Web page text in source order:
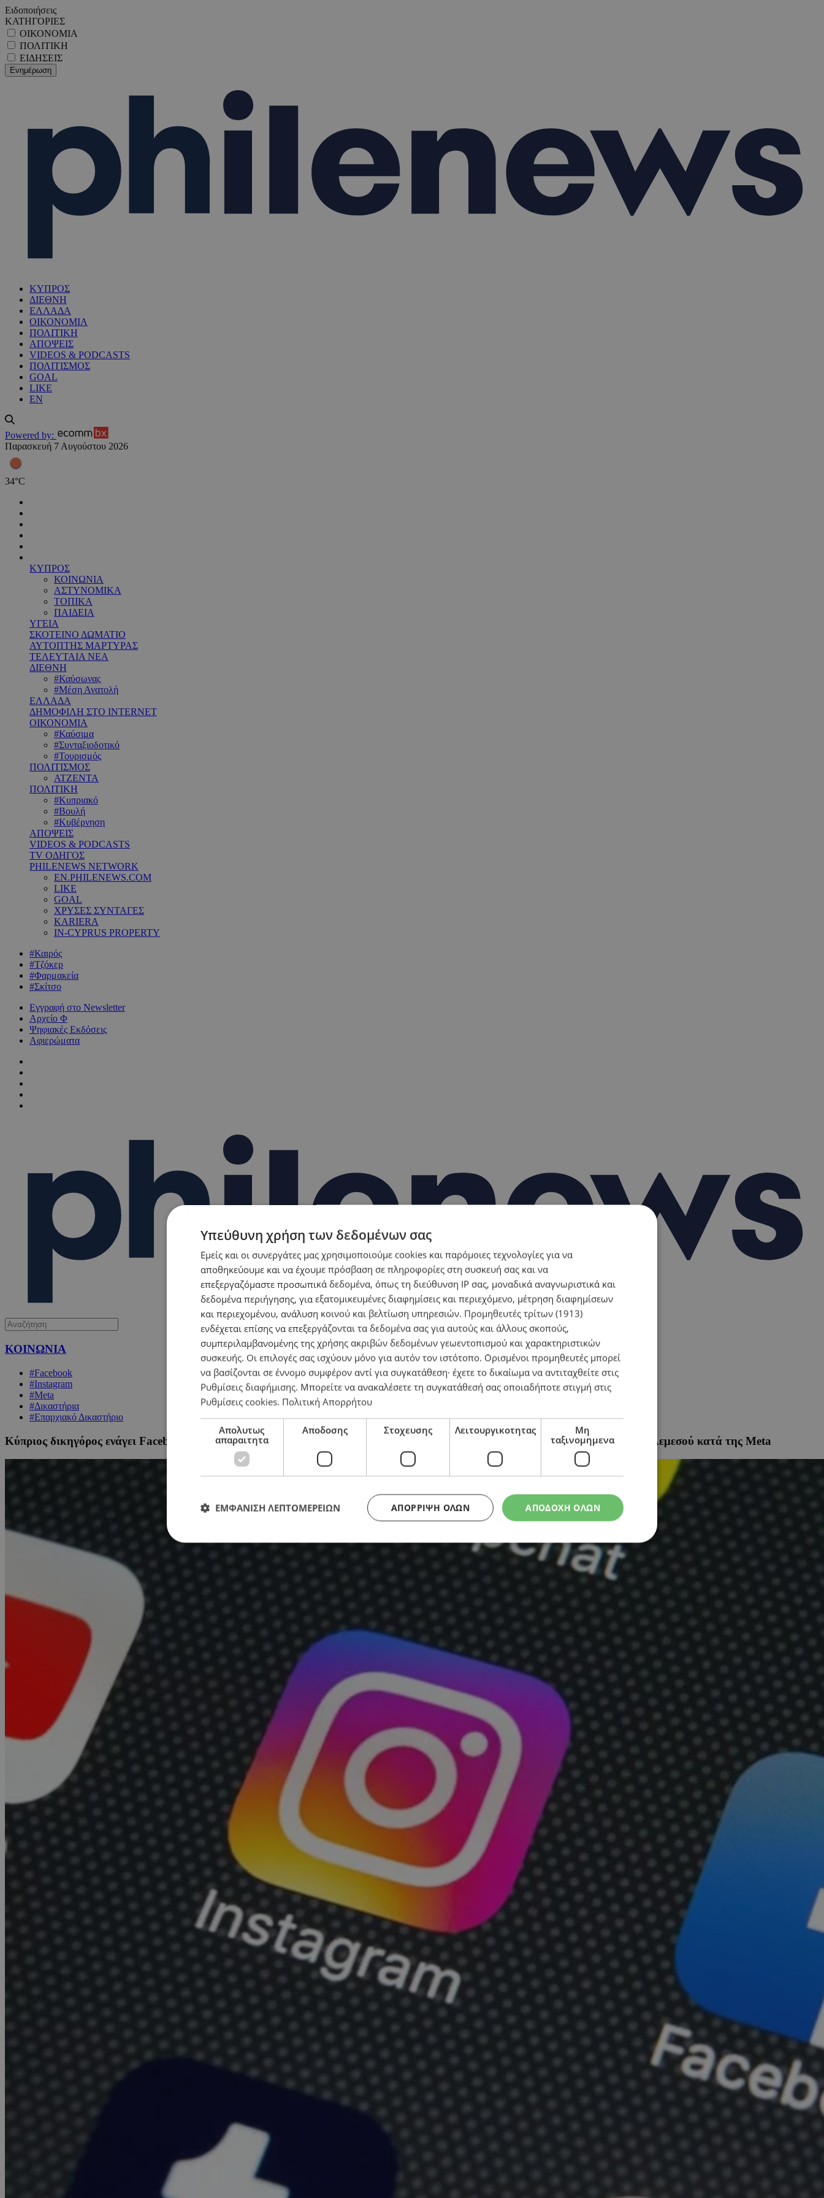
Ειδοποιήσεις
ΚΑΤΗΓΟΡΙΕΣ
ΟΙΚΟΝΟΜΙΑ
ΠΟΛΙΤΙΚΗ
ΕΙΔΗΣΕΙΣ
ΚΥΠΡΟΣ
ΔΙΕΘΝΗ
ΕΛΛΑΔΑ
ΟΙΚΟΝΟΜΙΑ
ΠΟΛΙΤΙΚΗ
ΑΠΟΨΕΙΣ
VIDEOS & PODCASTS
ΠΟΛΙΤΙΣΜΟΣ
GOAL
LIKE
EN
Powered by:
Παρασκευή 7 Αυγούστου 2026
34°C
ΚΥΠΡΟΣ
ΚΟΙΝΩΝΙΑ
ΑΣΤΥΝΟΜΙΚΑ
ΤΟΠΙΚΑ
ΠΑΙΔΕΙΑ
ΥΓΕΙΑ
ΣΚΟΤΕΙΝΟ ΔΩΜΑΤΙΟ
ΑΥΤΟΠΤΗΣ ΜΑΡΤΥΡΑΣ
ΤΕΛΕΥΤΑΙΑ ΝΕΑ
ΔΙΕΘΝΗ
#Καύσωνας
#Μέση Ανατολή
ΕΛΛΑΔΑ
ΔΗΜΟΦΙΛΗ ΣΤΟ INTERNET
ΟΙΚΟΝΟΜΙΑ
#Καύσιμα
#Συνταξιοδοτικό
#Τουρισμός
ΠΟΛΙΤΙΣΜΟΣ
ΑΤΖΕΝΤΑ
ΠΟΛΙΤΙΚΗ
#Κυπριακό
#Βουλή
#Κυβέρνηση
ΑΠΟΨΕΙΣ
VIDEOS & PODCASTS
TV ΟΔΗΓΟΣ
PHILENEWS NETWORK
EN.PHILENEWS.COM
LIKE
GOAL
ΧΡΥΣΕΣ ΣΥΝΤΑΓΕΣ
KARIERA
IN-CYPRUS PROPERTY
#Καιρός
#Τζόκερ
#Φαρμακεία
#Σκίτσο
Εγγραφή στο Newsletter
Αρχείο Φ
Ψηφιακές Εκδόσεις
Αφιερώματα
ΚΟΙΝΩΝΙΑ
#Facebook
#Instagram
#Meta
#Δικαστήρια
#Επαρχιακό Δικαστήριο
Κύπριος δικηγόρος ενάγει Facebook και Instagram – Τι αφορά η αγωγή που κατατέθηκε ενώπιον του Επαρχιακού Δικαστηρίου Λεμεσού κατά της Meta
Υπεύθυνη χρήση των δεδομένων σας
Εμείς και οι συνεργάτες μας χρησιμοποιούμε cookies και παρόμοιες τεχνολογίες για να
αποθηκεύουμε και να έχουμε πρόσβαση σε πληροφορίες στη συσκευή σας και να
επεξεργαζόμαστε προσωπικά δεδομένα, όπως τη διεύθυνση IP σας, μοναδικά αναγνωριστικά και
δεδομένα περιήγησης, για εξατομικευμένες διαφημίσεις και περιεχόμενο, μέτρηση διαφημίσεων
και περιεχομένου, ανάλυση κοινού και βελτίωση υπηρεσιών. Προμηθευτές τρίτων (1913)
ενδέχεται επίσης να επεξεργάζονται τα δεδομένα σας για αυτούς και άλλους σκοπούς,
συμπεριλαμβανομένης της χρήσης ακριβών δεδομένων γεωεντοπισμού και χαρακτηριστικών
συσκευής. Οι επιλογές σας ισχύουν μόνο για αυτόν τον ιστότοπο. Ορισμένοι προμηθευτές μπορεί
να βασίζονται σε έννομο συμφέρον αντί για συγκατάθεση· έχετε το δικαίωμα να αντιταχθείτε στις
Ρυθμίσεις διαφήμισης. Μπορείτε να ανακαλέσετε τη συγκατάθεσή σας οποιαδήποτε στιγμή στις
Ρυθμίσεις cookies. Πολιτική Απορρήτου
Απολυτως
απαραιτητα
Αποδοσης Στοχευσης Λειτουργικοτητας
Μη
ταξινομημενα
ΑΠΟΔΟΧΗ ΟΛΩΝ
ΑΠΌΡΡΙΨΗ ΌΛΩΝ
ΕΜΦΑΝΙΣΗ ΛΕΠΤΟΜΕΡΕΙΩΝ